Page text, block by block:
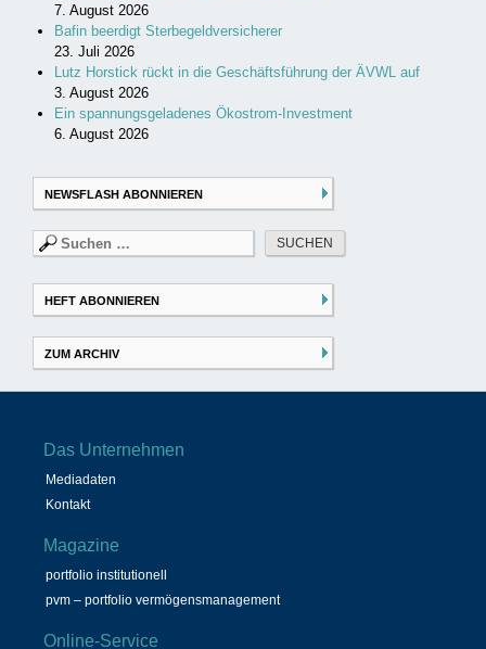
7. August 2026
Bafin beerdigt Sterbegeldversicherer
23. Juli 2026
Lutz Horstick rückt in die Geschäftsführung der ÄVWL auf
3. August 2026
Ein spannungsgeladenes Ökostrom-Investment
6. August 2026
NEWSFLASH ABONNIEREN
Suchen
nach:
HEFT ABONNIEREN
ZUM ARCHIV
Das Unternehmen
Mediadaten
Kontakt
Magazine
portfolio institutionell
pvm – portfolio vermögensmanagement
Online-Service